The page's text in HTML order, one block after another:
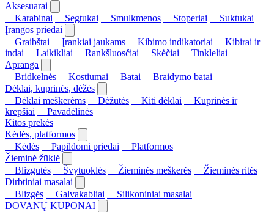
Aksesuarai
Karabinai
Segtukai Smulkmenos Stoperiai
Suktukai
Įrangos priedai
Graibštai
Įrankiai jaukams Kibimo indikatoriai
Kibirai ir
indai
Laikikliai Rankšluosčiai Skėčiai
Tinkleliai
Apranga
Bridkelnės
Kostiumai Batai
Braidymo batai
Dėklai, kuprinės, dėžės
Dėklai meškerėms
Dėžutės Kiti dėklai
Kuprinės ir
krepšiai
Pavadėlinės
Kitos prekės
Kėdės, platformos
Kėdės
Papildomi priedai
Platformos
Žieminė žūklė
Blizgutės
Švytuoklės Žieminės meškerės
Žieminės ritės
Dirbtiniai masalai
Blizgės
Galvakabliai
Silikoniniai masalai
DOVANŲ KUPONAI